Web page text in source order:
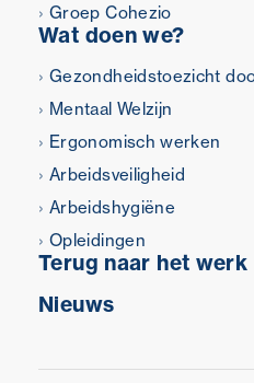
Groep Cohezio
Wat doen we?
Gezondheidstoezicht
Mentaal Welzijn
Ergonomisch werken
Arbeidsveiligheid
Arbeidshygiëne
Opleidingen
Terug naar het werk
Nieuws